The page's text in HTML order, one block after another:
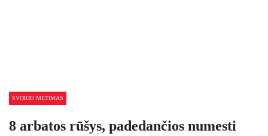
SVORIO METIMAS
8 arbatos rūšys, padedančios numesti